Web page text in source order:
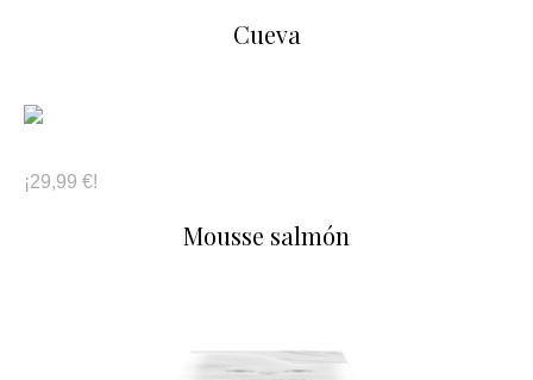
Cueva
¡29,99 €!
Mousse salmón